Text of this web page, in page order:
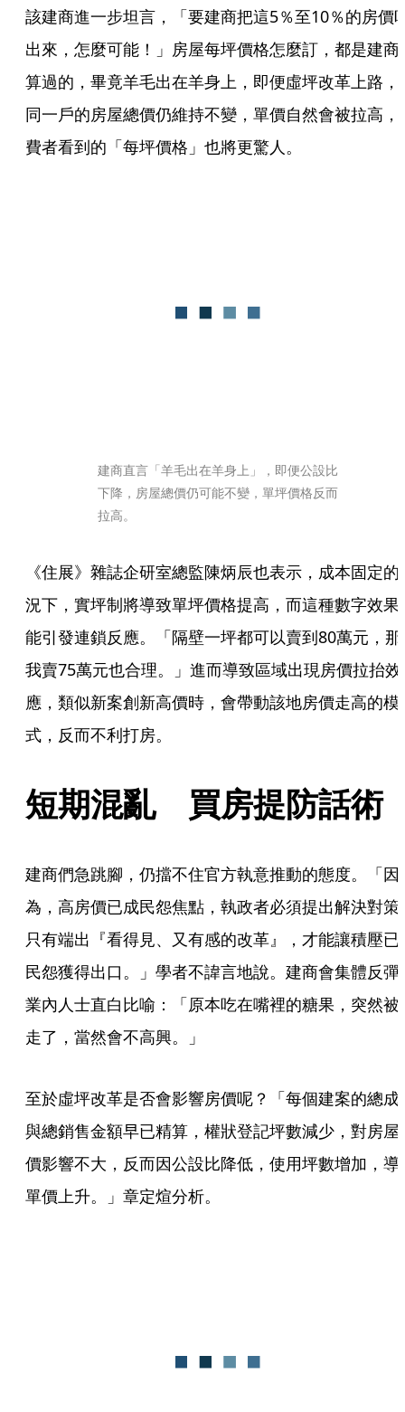
該建商進一步坦言，「要建商把這5％至10％的房價
出來，怎麼可能！」房屋每坪價格怎麼訂，都是建商
算過的，畢竟羊毛出在羊身上，即便虛坪改革上路，
同一戶的房屋總價仍維持不變，單價自然會被拉高，
費者看到的「每坪價格」也將更驚人。
建商直言「羊毛出在羊身上」，即便公設比
下降，房屋總價仍可能不變，單坪價格反而
拉高。
《住展》雜誌企研室總監陳炳辰也表示，成本固定的
況下，實坪制將導致單坪價格提高，而這種數字效果
能引發連鎖反應。「隔壁一坪都可以賣到80萬元，那
我賣75萬元也合理。」進而導致區域出現房價拉抬效
應，類似新案創新高價時，會帶動該地房價走高的模
式，反而不利打房。
短期混亂　買房提防話術
建商們急跳腳，仍擋不住官方執意推動的態度。「因
為，高房價已成民怨焦點，執政者必須提出解決對策
只有端出『看得見、又有感的改革』，才能讓積壓已
民怨獲得出口。」學者不諱言地說。建商會集體反彈
業內人士直白比喻：「原本吃在嘴裡的糖果，突然被
走了，當然會不高興。」
至於虛坪改革是否會影響房價呢？「每個建案的總成
與總銷售金額早已精算，權狀登記坪數減少，對房屋
價影響不大，反而因公設比降低，使用坪數增加，導
單價上升。」章定煊分析。